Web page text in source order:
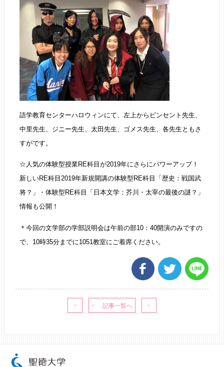
語学教育センターハロウィンにて、左上からビンセント先生、
中里先生、ジニー先生、太田先生、ゴメス先生、各先生ともさ
すがです。
☆人気の体験型授業RE科目が2019年にさらにパワーアップ！
新しいRE科目2019年新規開講の体験型RE科目「歴史：戦国武
将？」・体験型RE科目「日本文学：芥川・太宰の最後の謎？」
情報も公開！
＊今回の文学部の学部説明会は午前の部10：40開演のみですの
で、10時35分までに1051教室にご着席ください。